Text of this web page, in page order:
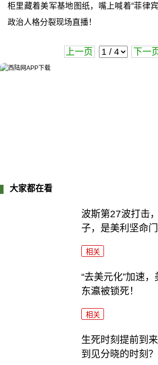
柜里藏着美军基地图纸，嘴上喊着“菲律
政治人格分裂现场直播！
上一页 下一
大家都在看
波斯第27波打击
子，是美利坚命门
相关
“去美元化”加速，
东瀛被锁死！
相关
生死时刻提前到
到见分晓的时刻？